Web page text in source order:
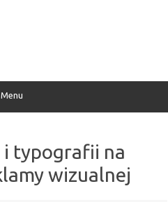
Menu
i typografii na
wizualnej